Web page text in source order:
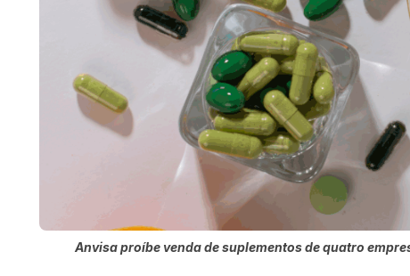
Anvisa proíbe venda de suplementos de quatro